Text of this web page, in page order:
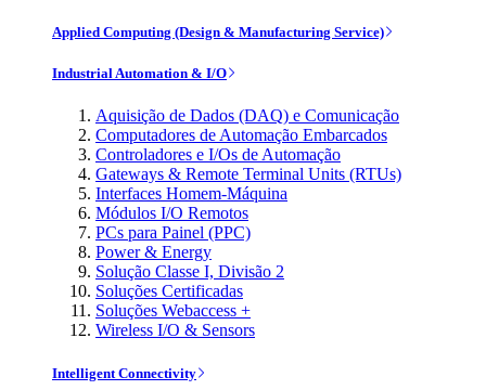
Applied Computing (Design & Manufacturing Service)
Industrial Automation & I/O
Aquisição de Dados (DAQ) e Comunicação
Computadores de Automação Embarcados
Controladores e I/Os de Automação
Gateways & Remote Terminal Units (RTUs)
Interfaces Homem-Máquina
Módulos I/O Remotos
PCs para Painel (PPC)
Power & Energy
Solução Classe I, Divisão 2
Soluções Certificadas
Soluções Webaccess +
Wireless I/O & Sensors
Intelligent Connectivity